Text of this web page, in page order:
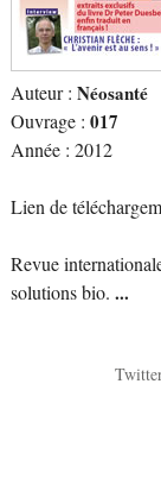
Auteur : Néosanté
Ouvrage : 017
Année : 2012
Lien de
Revue
solutions bio. ...